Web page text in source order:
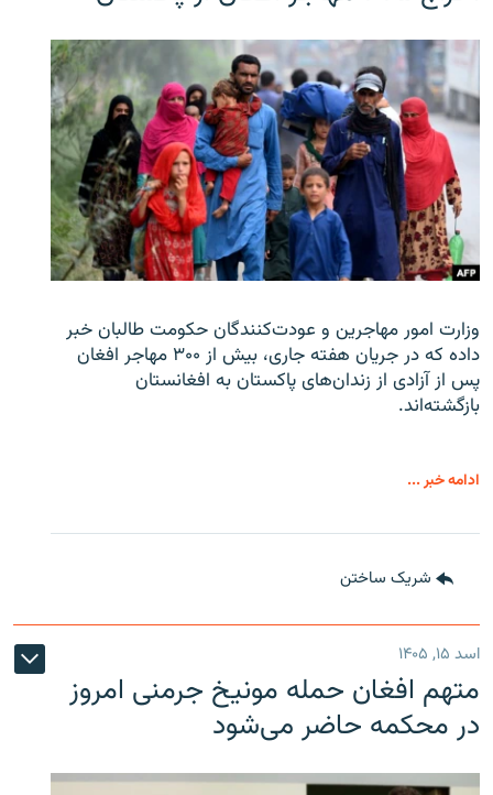
وزارت امور مهاجرین و عودت‌کنندگان حکومت طالبان خبر
داده که در جریان هفته جاری، بیش از ۳۰۰ مهاجر افغان
پس از آزادی از زندان‌های پاکستان به افغانستان
بازگشته‌اند.
ادامه خبر ...
شریک ساختن
اسد ۱۵, ۱۴۰۵
متهم افغان حمله مونیخ جرمنی امروز
در محکمه حاضر می‌شود